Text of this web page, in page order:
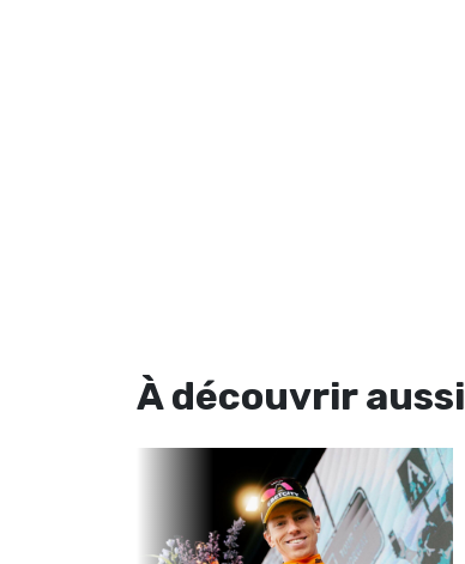
À découvriraussi